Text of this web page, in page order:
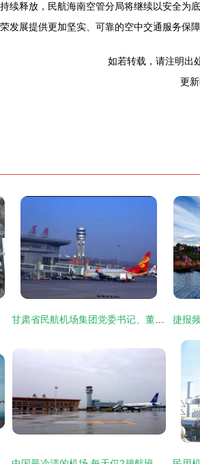
续释放，民航海南空管分局将继续以安全
发展提供更加坚实、可靠的空中交通服务保
如若转载，请注明出
更